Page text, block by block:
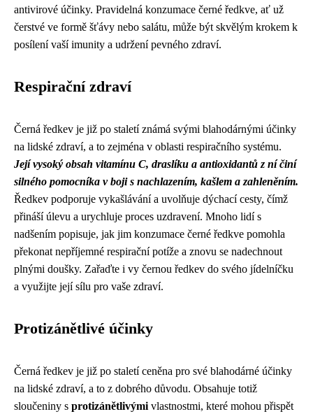
antivirové účinky. Pravidelná konzumace černé ředkve, ať už
čerstvé ve formě šťávy nebo salátu, může být skvělým krokem k
posílení vaší imunity a udržení pevného zdraví.
Respirační zdraví
Černá ředkev je již po staletí známá svými blahodárnými účinky
na lidské zdraví, a to zejména v oblasti respiračního systému.
Její vysoký obsah vitamínu C, draslíku a antioxidantů z ní činí
silného pomocníka v boji s nachlazením, kašlem a zahleněním.
Ředkev podporuje vykašlávání a uvolňuje dýchací cesty, čímž
přináší úlevu a urychluje proces uzdravení. Mnoho lidí s
nadšením popisuje, jak jim konzumace černé ředkve pomohla
překonat nepříjemné respirační potíže a znovu se nadechnout
plnými doušky. Zařaďte i vy černou ředkev do svého jídelníčku
a využijte její sílu pro vaše zdraví.
Protizánětlivé účinky
Černá ředkev je již po staletí ceněna pro své blahodárné účinky
na lidské zdraví, a to z dobrého důvodu. Obsahuje totiž
sloučeniny s protizánětlivými vlastnostmi, které mohou přispět